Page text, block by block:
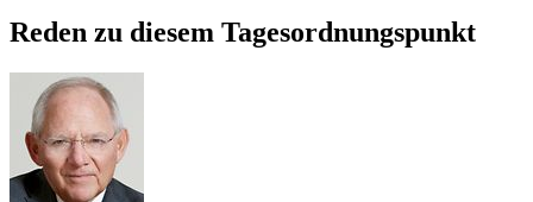
Reden zu diesem Tagesordnungspunkt